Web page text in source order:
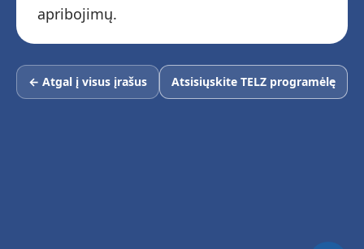
apribojimų.
← Atgal į visus įrašus Atsisiųskite TELZ programėlę